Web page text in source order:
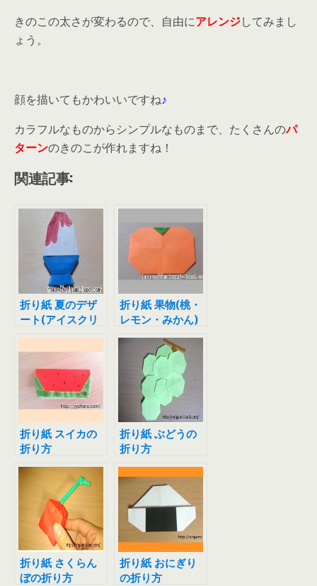
きのこの太さが変わるので、自由にアレンジしてみまし
ょう。
顔を描いてもかわいいですね♪
カラフルなものからシンプルなものまで、たくさんのパ
ターンのきのこが作れますね！
関連記事:
折り紙 夏のデザ
ート(アイスクリ
ーム＆かき氷)の
折り方
折り紙 果物(桃・
レモン・みかん)
の折り方
折り紙 スイカの
折り方
折り紙 ぶどうの
折り方
折り紙 さくらん
ぼの折り方
折り紙 おにぎり
の折り方